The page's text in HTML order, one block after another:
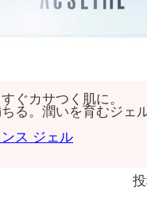
ぐカサつく肌に。
る。潤いを育むジェル
ス ジェル